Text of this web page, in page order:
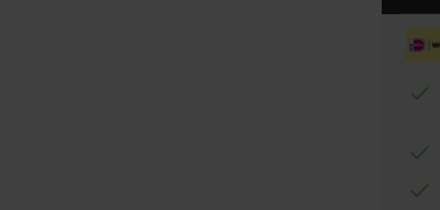
check
check
check